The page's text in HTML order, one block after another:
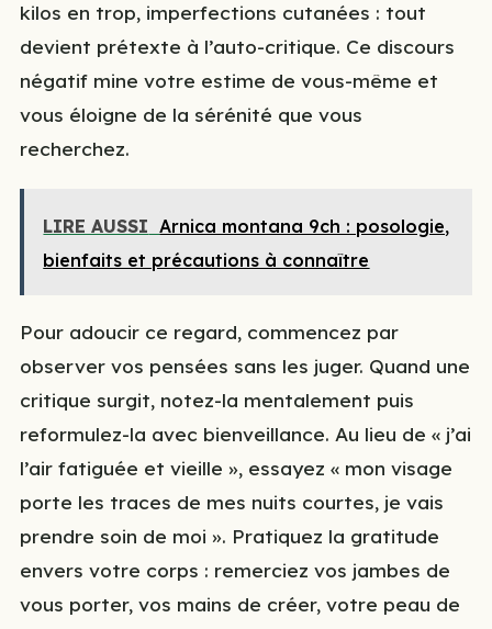
kilos en trop, imperfections cutanées : tout
devient prétexte à l’auto-critique. Ce discours
négatif mine votre estime de vous-même et
vous éloigne de la sérénité que vous
recherchez.
LIRE AUSSI Arnica montana 9ch : posologie,
bienfaits et précautions à connaître
Pour adoucir ce regard, commencez par
observer vos pensées sans les juger. Quand une
critique surgit, notez-la mentalement puis
reformulez-la avec bienveillance. Au lieu de « j’ai
l’air fatiguée et vieille », essayez « mon visage
porte les traces de mes nuits courtes, je vais
prendre soin de moi ». Pratiquez la gratitude
envers votre corps : remerciez vos jambes de
vous porter, vos mains de créer, votre peau de